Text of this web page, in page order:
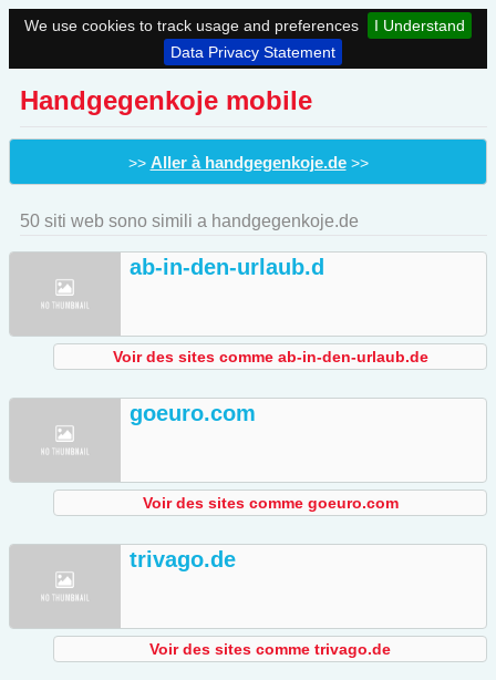
We use cookies to track usage and preferences
I Understand
Data Privacy Statement
Handgegenkoje mobile
>> Aller à handgegenkoje.de>>
50 siti web sono simili a handgegenkoje.de
ab-in-den-urlaub.d
Voir des sites comme ab-in-den-urlaub.de
goeuro.com
Voir des sites comme goeuro.com
trivago.de
Voir des sites comme trivago.de